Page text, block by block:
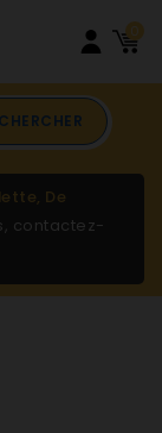
0
CHERCHER
De
contactez-